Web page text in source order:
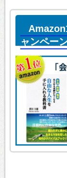
ャンペー